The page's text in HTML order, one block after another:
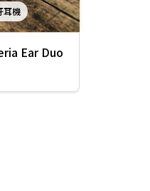
耳機
Ear Duo
Ear Duo